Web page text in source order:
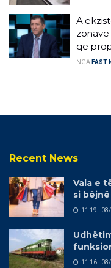
A
që
NGA FAST
Recent News
Vala e
si
11:19 |
11:16 |